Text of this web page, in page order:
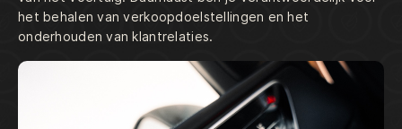
het behalen van verkoopdoelstellingen en het
onderhouden van klantrelaties.